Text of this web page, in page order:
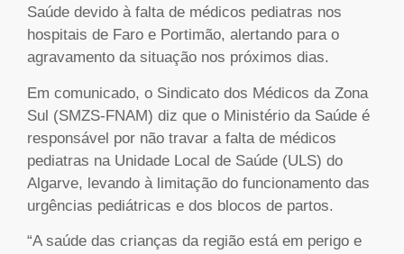
Saúde devido à falta de médicos pediatras nos
hospitais de Faro e Portimão, alertando para o
agravamento da situação nos próximos dias.
Em comunicado, o Sindicato dos Médicos da Zona
Sul (SMZS-FNAM) diz que o Ministério da Saúde é
responsável por não travar a falta de médicos
pediatras na Unidade Local de Saúde (ULS) do
Algarve, levando à limitação do funcionamento das
urgências pediátricas e dos blocos de partos.
“A saúde das crianças da região está em perigo e